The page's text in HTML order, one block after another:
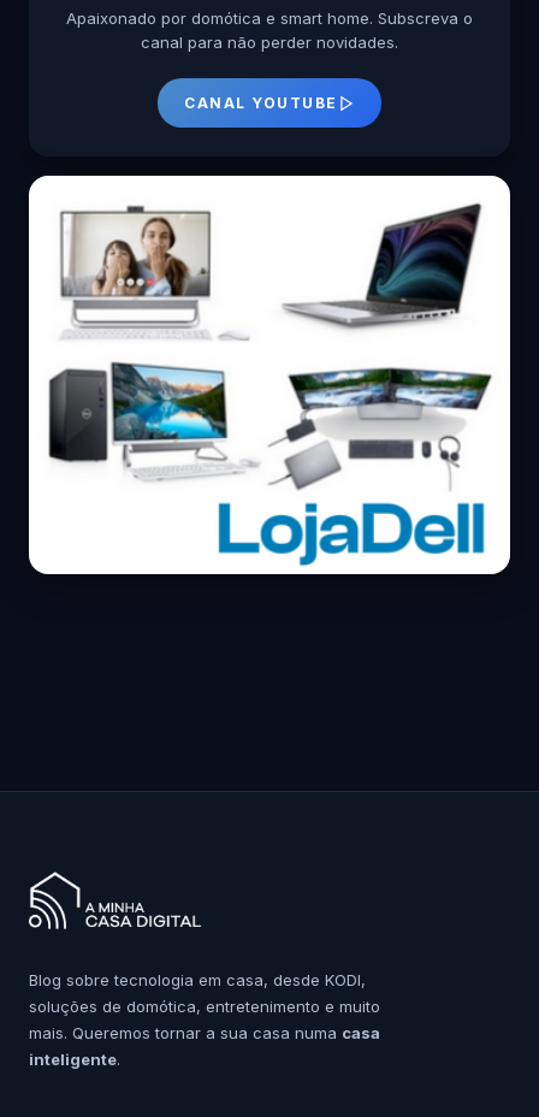
Apaixonado por domótica e smart home. Subscreva o
canal para não perder novidades.
CANAL YOUTUBE
Blog sobre tecnologia em casa, desde KODI,
soluções de domótica, entretenimento e muito
mais. Queremos tornar a sua casa numa casa
inteligente.